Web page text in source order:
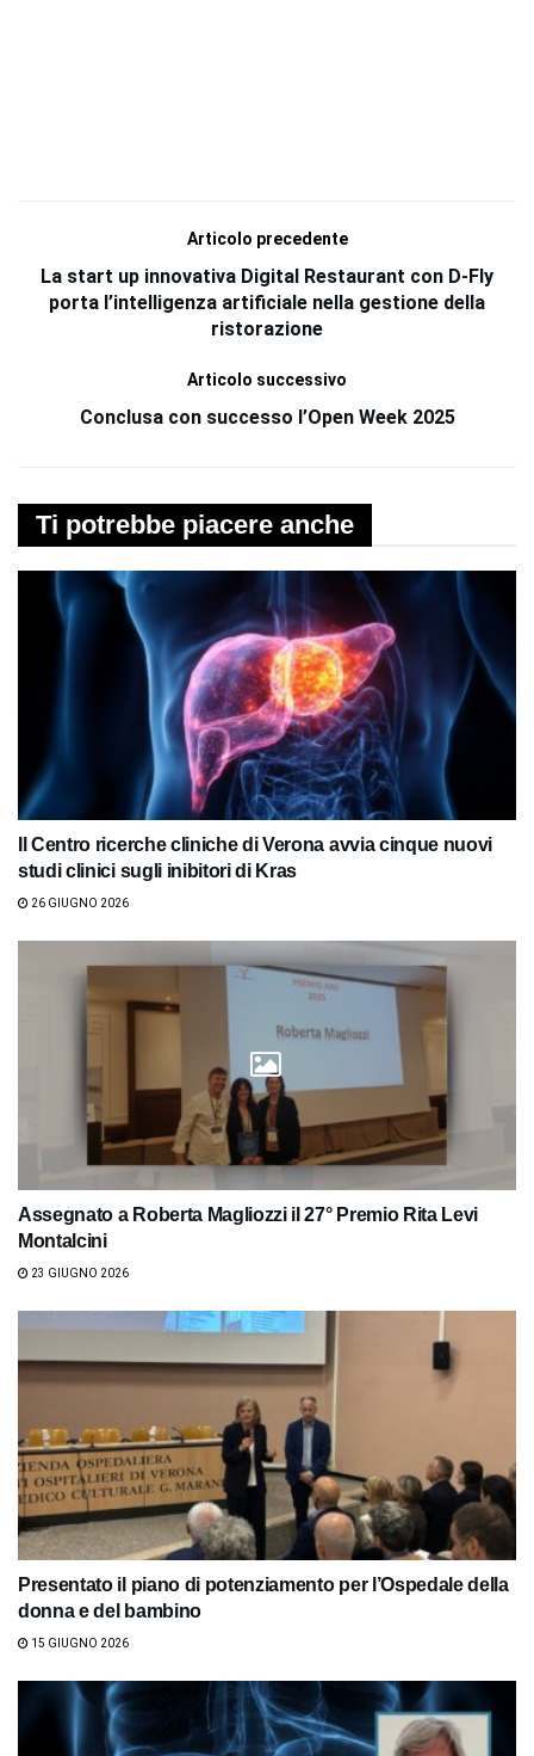
Articolo precedente
La start up innovativa Digital Restaurant con D-Fly
porta l’intelligenza artificiale nella gestione della
ristorazione
Articolo successivo
Conclusa con successo l’Open Week 2025
Ti potrebbe piacere anche
Il Centro ricerche cliniche di Verona avvia cinque nuovi
studi clinici sugli inibitori di Kras
26 GIUGNO 2026
Assegnato a Roberta Magliozzi il 27° Premio Rita Levi
Montalcini
23 GIUGNO 2026
Presentato il piano di potenziamento per l’Ospedale della
donna e del bambino
15 GIUGNO 2026